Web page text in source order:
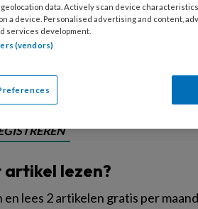
moeten het voor de
lezen?
lees 2 artikelen gratis per maand
data. Actively scan device
a device. Personalised advertising and content,
services development.
(vendors)